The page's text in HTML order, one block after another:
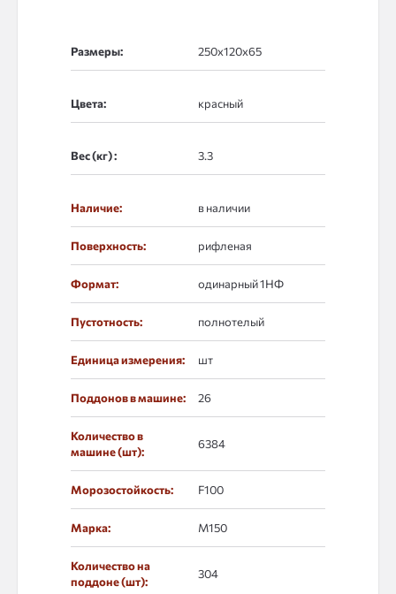
Размеры:
Цвета:
Вес (кг) :
Наличие: в наличии
Поверхность: рифленая
Формат: одинарный 1НФ
Пустотность: полнотелый
Единица измерения: шт
Поддонов в машине: 26
Количество в
машине (шт):
6384
Морозостойкость: F100
Марка: М150
Количество на
поддоне (шт):
304